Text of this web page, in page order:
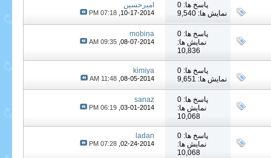
پاسخ ها: 0
نمایش ها: 9,540
امیرحسین
10-17-2014,
07:18 PM
پاسخ ها: 0
نمایش ها:
10,836
mobina
08-07-2014,
09:35 AM
پاسخ ها: 0
نمایش ها: 9,651
kimiya
08-05-2014,
11:48 AM
پاسخ ها: 0
نمایش ها:
10,068
sanaz
03-01-2014,
06:19 PM
پاسخ ها: 0
نمایش ها:
10,068
ladan
02-24-2014,
07:28 PM